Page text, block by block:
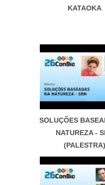
KATAOKA
SOLUÇÕES
NATUREZA -
(PALESTRA)